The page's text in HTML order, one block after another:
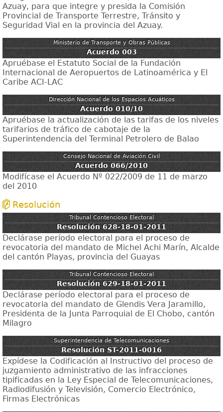
Azuay, para que integre y presida la Comisión
Provincial de Transporte Terrestre, Tránsito y
Seguridad Vial en la provincia del Azuay.
Ministerio de Transporte y Obras Públicas
Acuerdo 003
Apruébase el Estatuto Social de la Fundación
Internacional de Aeropuertos de Latinoamérica y El
Caribe ACI-LAC
Dirección Nacional de los Espacios Acuáticos
Acuerdo 010/10
Apruébase la actualización de las tarifas de los niveles
tarifarios de tráfico de cabotaje de la
Superintendencia del Terminal Petrolero de Balao
Consejo Nacional de Aviación Civil
Acuerdo 066/2010
Modifícase el Acuerdo Nº 022/2009 de 11 de marzo
del 2010
Resolución
Tribunal Contencioso Electoral
Resolución 628-18-01-2011
Declárase período electoral para el proceso de
revocatoria del mandato de Michel Achi Marín, Alcalde
del cantón Playas, provincia del Guayas
Tribunal Contencioso Electoral
Resolución 629-18-01-2011
Declárase período electoral para el proceso de
revocatoria del mandato de Glendis Vera Jaramillo,
Presidenta de la Junta Parroquial de El Chobo, cantón
Milagro
Superintendencia de Telecomunicaciones
Resolución ST-2011-0016
Expídese la Codificación al Instructivo del proceso de
juzgamiento administrativo de las infracciones
tipificadas en la Ley Especial de Telecomunicaciones,
Radiodifusión y Televisión, Comercio Electrónico,
Firmas Electrónicas